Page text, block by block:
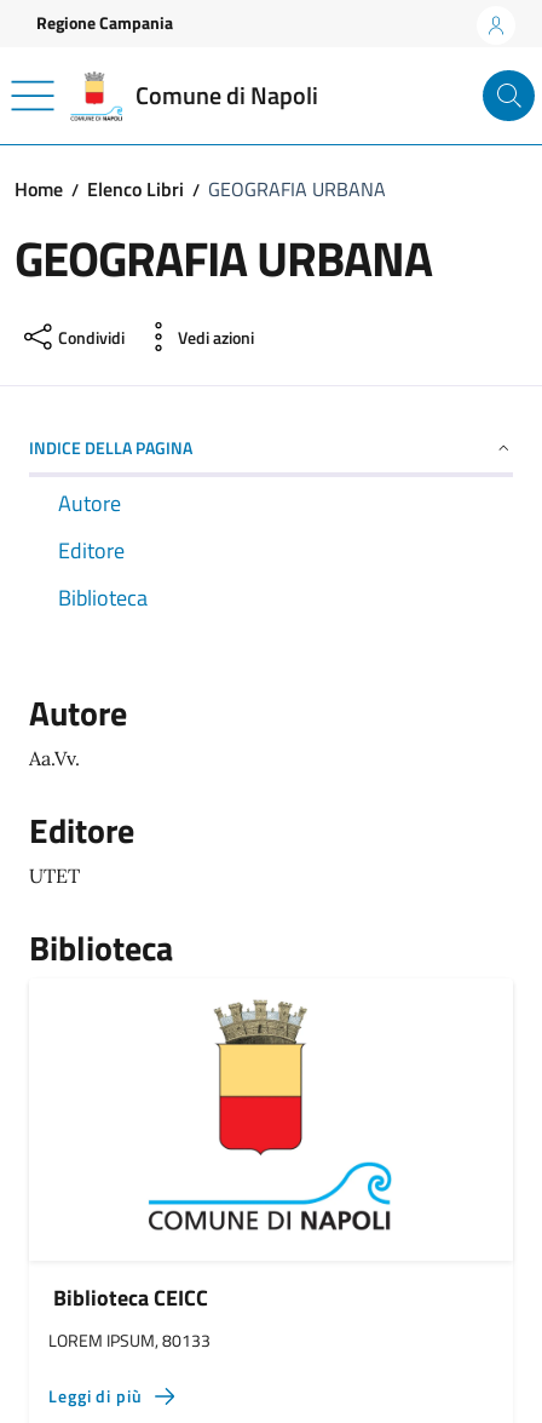
Vai ai contenuti
Vai al footer
Regione Campania
Comune di Napoli
Home Elenco Libri GEOGRAFIA URBANA
GEOGRAFIA URBANA
Condividi Vedi azioni
INDICE DELLA PAGINA
Autore
Editore
Biblioteca
Autore
Aa.Vv.
Editore
UTET
Biblioteca
Biblioteca CEICC
LOREM IPSUM, 80133
Leggi di più